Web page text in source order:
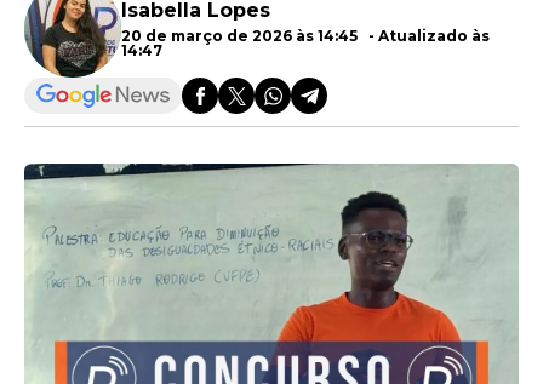
Isabella Lopes
20 de março de 2026 às 14:45 - Atualizado às
14:47